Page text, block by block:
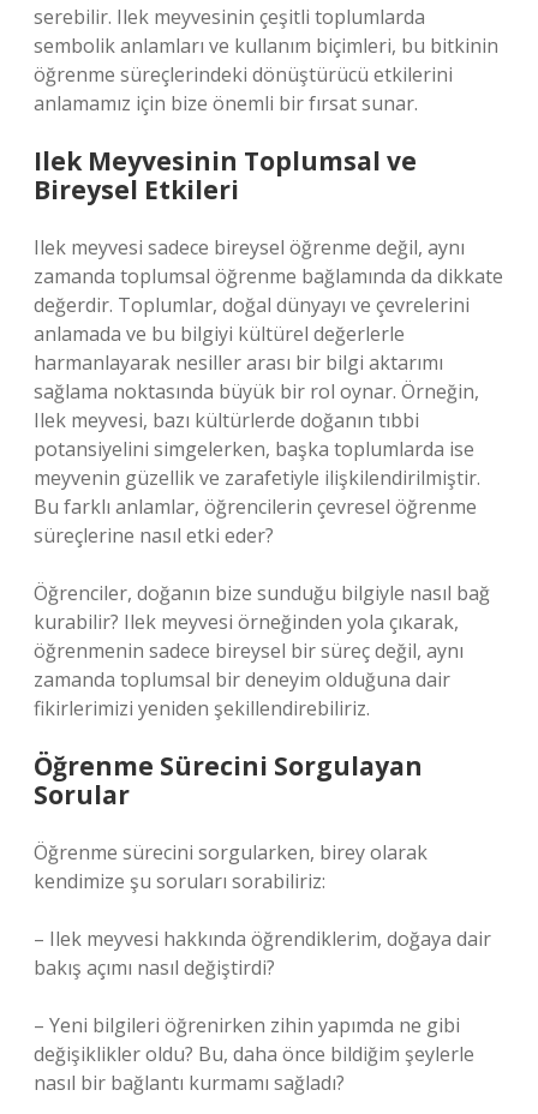
serebilir. Ilek meyvesinin çeşitli toplumlarda
sembolik anlamları ve kullanım biçimleri, bu bitkinin
öğrenme süreçlerindeki dönüştürücü etkilerini
anlamamız için bize önemli bir fırsat sunar.
Ilek Meyvesinin Toplumsal ve
Bireysel Etkileri
Ilek meyvesi sadece bireysel öğrenme değil, aynı
zamanda toplumsal öğrenme bağlamında da dikkate
değerdir. Toplumlar, doğal dünyayı ve çevrelerini
anlamada ve bu bilgiyi kültürel değerlerle
harmanlayarak nesiller arası bir bilgi aktarımı
sağlama noktasında büyük bir rol oynar. Örneğin,
Ilek meyvesi, bazı kültürlerde doğanın tıbbi
potansiyelini simgelerken, başka toplumlarda ise
meyvenin güzellik ve zarafetiyle ilişkilendirilmiştir.
Bu farklı anlamlar, öğrencilerin çevresel öğrenme
süreçlerine nasıl etki eder?
Öğrenciler, doğanın bize sunduğu bilgiyle nasıl bağ
kurabilir? Ilek meyvesi örneğinden yola çıkarak,
öğrenmenin sadece bireysel bir süreç değil, aynı
zamanda toplumsal bir deneyim olduğuna dair
fikirlerimizi yeniden şekillendirebiliriz.
Öğrenme Sürecini Sorgulayan
Sorular
Öğrenme sürecini sorgularken, birey olarak
kendimize şu soruları sorabiliriz:
– Ilek meyvesi hakkında öğrendiklerim, doğaya dair
bakış açımı nasıl değiştirdi?
– Yeni bilgileri öğrenirken zihin yapımda ne gibi
değişiklikler oldu? Bu, daha önce bildiğim şeylerle
nasıl bir bağlantı kurmamı sağladı?